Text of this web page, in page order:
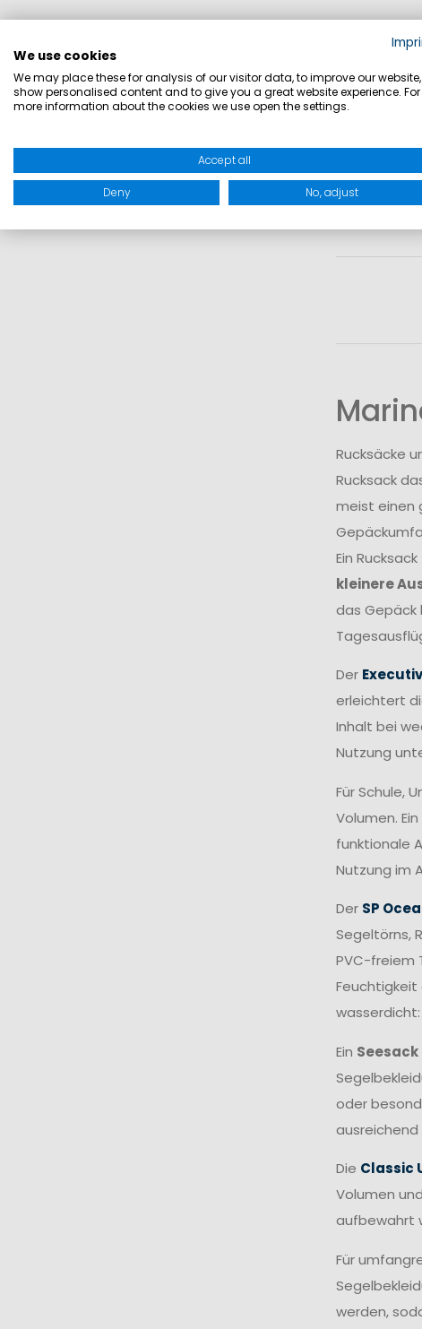
IN
Rucksäcke
Rucksack
meist einen
Ein
kleinere
das
Der
erleichtert
Inhalt bei
Nutzung
Für Schule,
Volumen.
funktionale
Nutzung im
Der SP
Segeltörns,
PVC-freiem
Ein
oder
Die Classic
Volumen
aufbewahrt
Für
werden,
We use cookies
We may place these for analysis of our visitor data, to improve our website,
show personalised content and to give you a great website experience. For
more information about the cookies we use open the settings.
Accept all
Deny No, adjust